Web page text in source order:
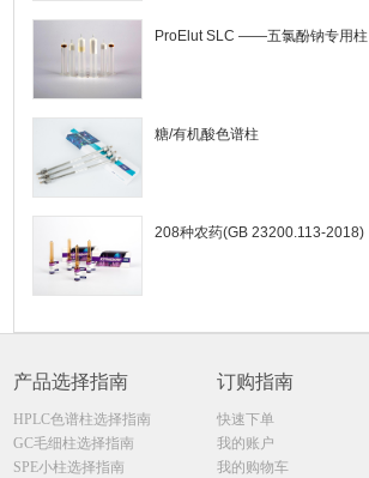
ProElut SLC ——五氯酚钠专用柱
糖/有机酸色谱柱
208种农药(GB 23200.113-2018)
产品选择指南
HPLC色谱柱选择指南
GC毛细柱选择指南
SPE小柱选择指南
订购指南
快速下单
我的账户
我的购物车